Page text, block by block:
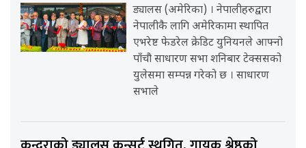
ड्यालस (अमेरिका) । नेपालीहरुद्वारा
नेपालीकै लागि अमेरिकामा स्थापित
एभरेष्ट फेडरेल क्रेडिट युनियनले आफ्नो
पाँचौ साधारण सभा शनिबार टेक्ससको
युलेसमा सम्पन्न गरेको छ । साधारण
सभाले